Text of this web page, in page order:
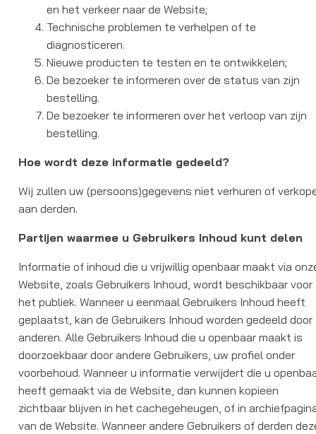
en het verkeer naar de Website;
Technische problemen te verhelpen of te
diagnosticeren.
Nieuwe producten te testen en te ontwikkelen;
De bezoeker te informeren over de status van zijn
bestelling.
De bezoeker te informeren over het verloop van zijn
bestelling.
Hoe wordt deze informatie gedeeld?
Wij zullen uw (persoons)gegevens niet verhuren of
aan derden.
Partijen waarmee u Gebruikers Inhoud kunt delen
Informatie of inhoud die u vrijwillig openbaar maakt via
Website, zoals Gebruikers Inhoud, wordt beschikbaar voor
het publiek. Wanneer u eenmaal Gebruikers Inhoud heeft
geplaatst, kan de Gebruikers Inhoud worden gedeeld door
anderen. Alle Gebruikers Inhoud die u openbaar maakt is
doorzoekbaar door andere Gebruikers, uw profiel onder
voorbehoud. Wanneer u informatie verwijdert die u
heeft gemaakt via de Website, dan kunnen kopieën
zichtbaar blijven in het cachegeheugen, of in
van de Website. Wanneer andere Gebruikers of derden